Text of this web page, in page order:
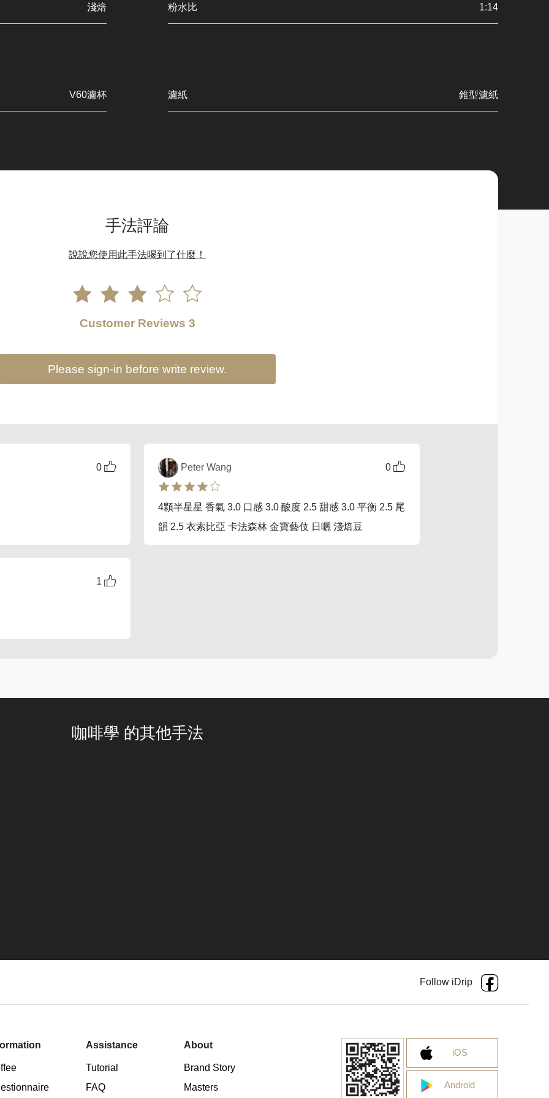
淺焙 粉水比 1:14
V60濾杯 濾紙 錐型濾紙
手法評論
說說您使用此手法喝到了什麼！
Customer Reviews 3
Please sign-in before write review.
0 0
Peter Wang
4顆半星星 香氣 3.0 口感 3.0 酸度 2.5 甜感 3.0 平衡 2.5 尾
韻 2.5 衣索比亞 卡法森林 金寶藝伎 日曬 淺焙豆
1
咖啡學 的其他手法
Follow iDrip
Assistance
Tutorial
FAQ
About
Brand Story
Masters
iOS
Android